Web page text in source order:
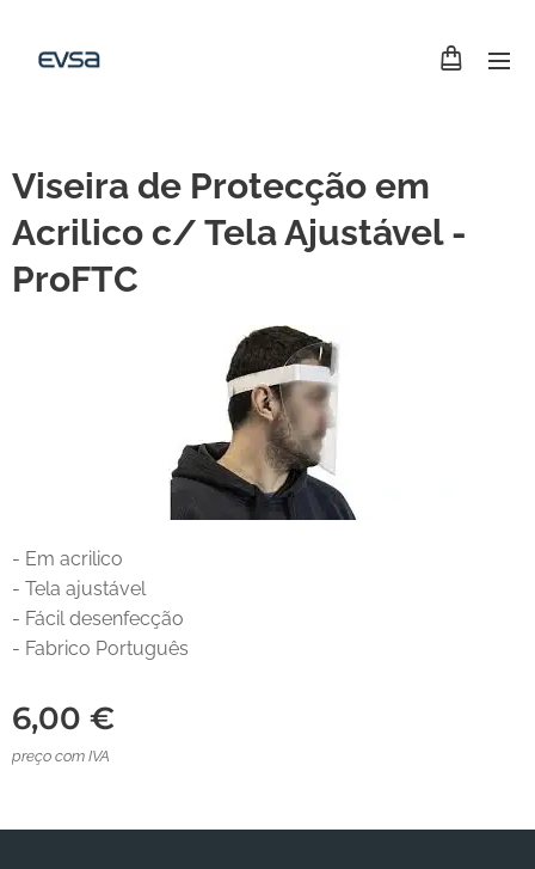
Viseira de Protecção em
Acrilico c/ Tela Ajustável -
ProFTC
- Em acrilico
- Tela ajustável
- Fácil desenfecção
- Fabrico Português
6,00 €
preço com IVA